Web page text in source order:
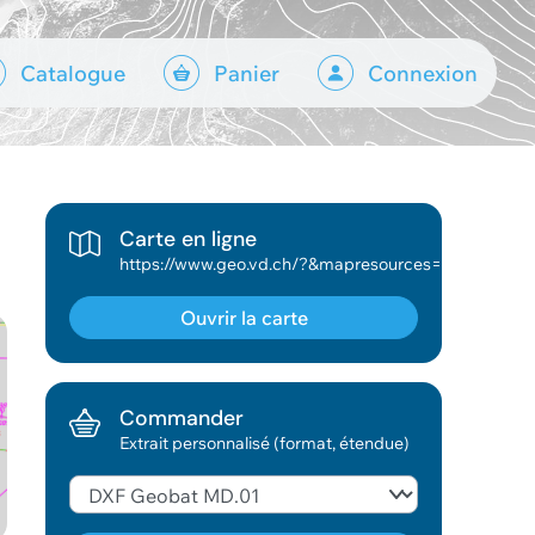
Catalogue Panier Connexion
Carte en ligne
Ouvrir la carte
Commander
Extrait personnalisé (format, étendue)